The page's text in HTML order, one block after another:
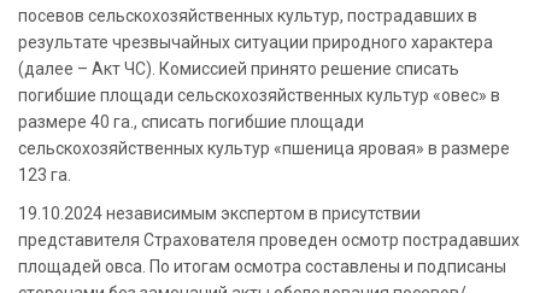
посевов сельскохозяйственных культур, пострадавших в
результате чрезвычайных ситуации природного характера
(далее – Акт ЧС). Комиссией принято решение списать
погибшие площади сельскохозяйственных культур «овес» в
размере 40 га., списать погибшие площади
сельскохозяйственных культур «пшеница яровая» в размере
123 га.
19.10.2024 независимым экспертом в присутствии
представителя Страхователя проведен осмотр пострадавших
площадей овса. По итогам осмотра составлены и подписаны